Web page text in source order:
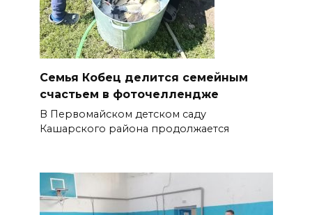
Семья Кобец делится семейным
счастьем в фоточеллендже
В Первомайском детском саду
Кашарского района продолжается